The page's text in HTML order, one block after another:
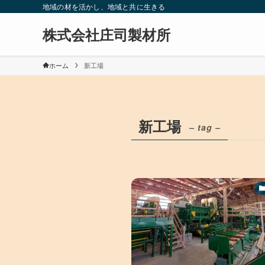
地域の材を活かし、地域と共に生きる
株式会社庄司製材所
ホーム 新工場
新工場 – tag –